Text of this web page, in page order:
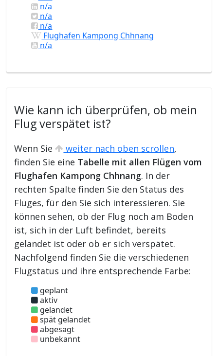
n/a
n/a
n/a
Flughafen Kampong Chhnang
n/a
Wie kann ich überprüfen, ob mein
Flug verspätet ist?
Wenn Sie weiter nach oben scrollen,
finden Sie eine Tabelle mit allen Flügen vom
Flughafen Kampong Chhnang. In der
rechten Spalte finden Sie den Status des
Fluges, für den Sie sich interessieren. Sie
können sehen, ob der Flug noch am Boden
ist, sich in der Luft befindet, bereits
gelandet ist oder ob er sich verspätet.
Nachfolgend finden Sie die verschiedenen
Flugstatus und ihre entsprechende Farbe:
geplant
aktiv
gelandet
spät gelandet
abgesagt
unbekannt